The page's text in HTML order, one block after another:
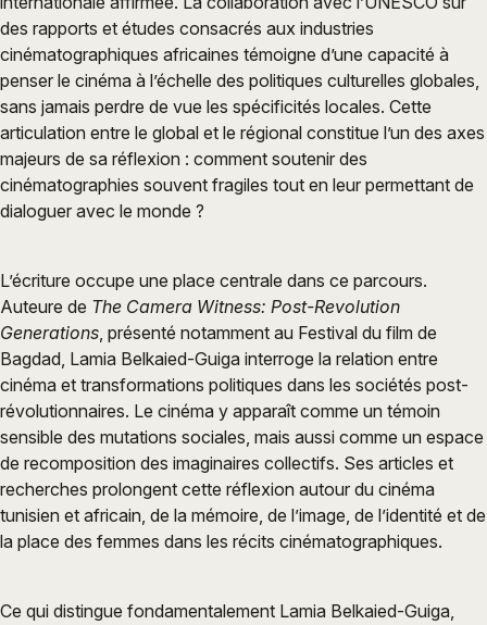
des rapports et études consacrés aux industries
cinématographiques africaines témoigne d’une capacité à
penser le cinéma à l’échelle des politiques culturelles globales,
sans jamais perdre de vue les spécificités locales. Cette
articulation entre le global et le régional constitue l’un des axes
majeurs de sa réflexion : comment soutenir des
cinématographies souvent fragiles tout en leur permettant de
dialoguer avec le monde ?
L’écriture occupe une place centrale dans ce parcours.
Auteure de The Camera Witness: Post-Revolution
Generations, présenté notamment au Festival du film de
Bagdad, Lamia Belkaied-Guiga interroge la relation entre
cinéma et transformations politiques dans les sociétés post-
révolutionnaires. Le cinéma y apparaît comme un témoin
sensible des mutations sociales, mais aussi comme un espace
de recomposition des imaginaires collectifs. Ses articles et
recherches prolongent cette réflexion autour du cinéma
tunisien et africain, de la mémoire, de l’image, de l’identité et de
la place des femmes dans les récits cinématographiques.
Ce qui distingue fondamentalement Lamia Belkaied-Guiga,